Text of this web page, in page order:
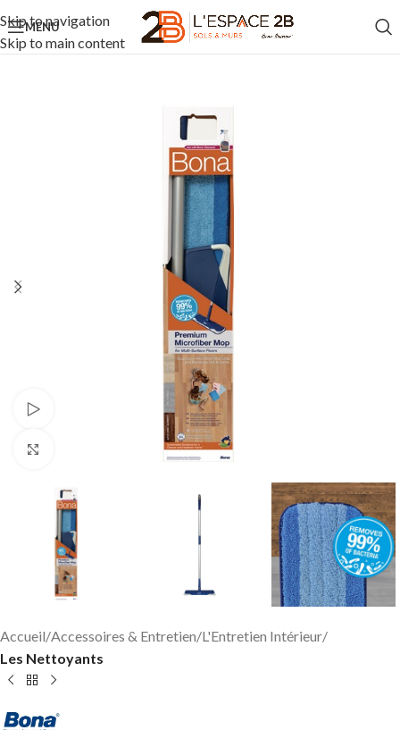
Skip to navigation
Skip to main content
MENU
Accueil Accessoires & Entretien L'Entretien Intérieur
Les Nettoyants